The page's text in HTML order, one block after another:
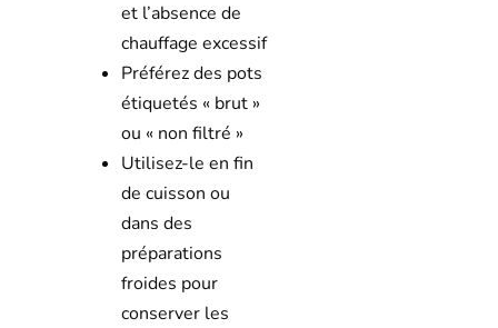
et l’absence de
chauffage excessif
Préférez des pots
étiquetés « brut »
ou « non filtré »
Utilisez-le en fin
de cuisson ou
dans des
préparations
froides pour
conserver les